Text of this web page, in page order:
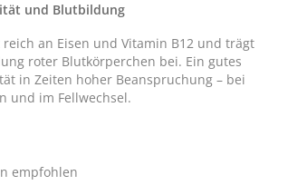
und Blutbildung
reich an Eisen und Vitamin B12 und trägt
roter Blutkörperchen bei. Ein gutes
in Zeiten hoher Beanspruchung – bei
und im Fellwechsel.
empfohlen